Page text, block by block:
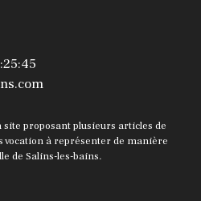
proposant plusieurs articles de
vocation à représenter de manière
de Salins-les-bains.